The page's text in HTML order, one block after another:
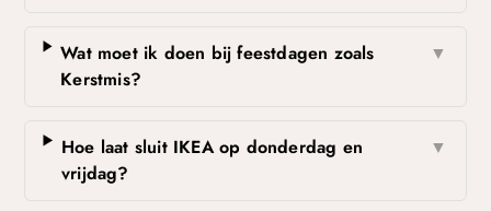
Wat moet ik doen bij feestdagen zoals
Kerstmis?
▼
Hoe laat sluit IKEA op donderdag en
vrijdag?
▼